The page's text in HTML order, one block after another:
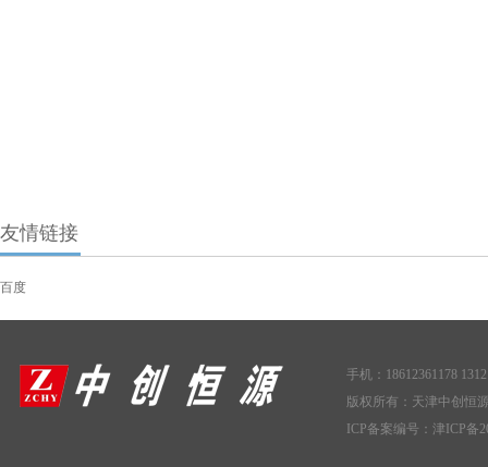
友情链接
百度
手机：18612361178
版权所有：天津中创
ICP备案编号： 津ICP备